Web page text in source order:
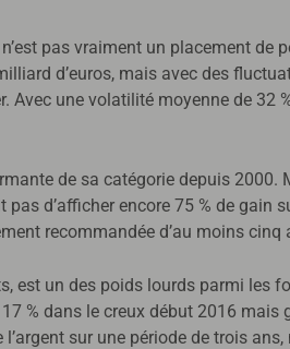
pas vraiment un placement de
d’euros, mais avec des
une volatilité moyenne de 32
de sa catégorie depuis 2000.
d’afficher encore 75 % de gain
recommandée d’au moins cinq
est un des poids lourds parmi les
% dans le creux début 2016 mais
sur une période de trois ans,